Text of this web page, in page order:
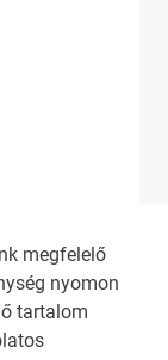
megfelelő
nyomon
tartalom